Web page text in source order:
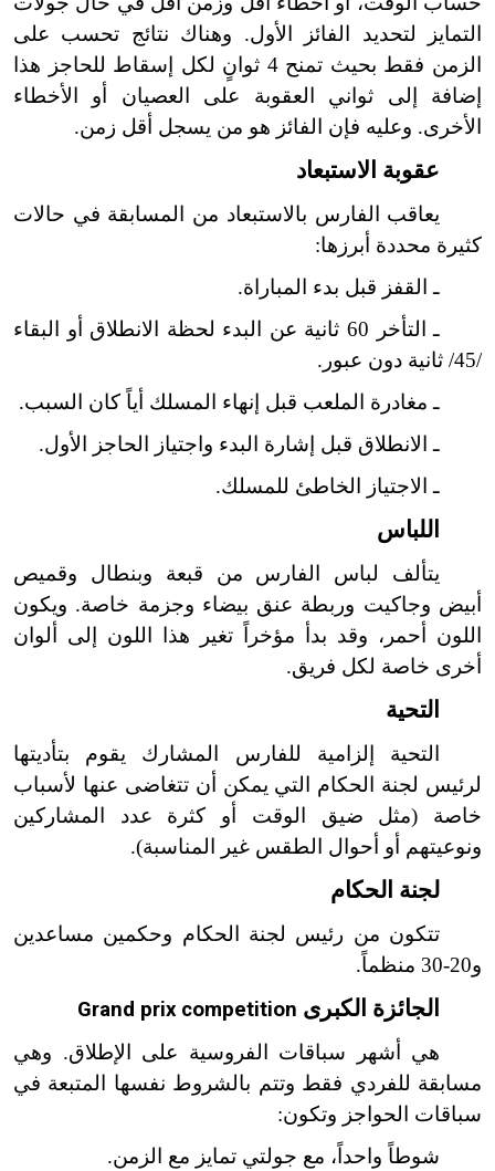
التمايز لتحديد الفائز الأول. وهناك نتائج تحسب على
الزمن فقط بحيث تمنح 4 ثوانٍ لكل إسقاط للحاجز هذا
إضافة إلى ثواني العقوبة على العصيان أو الأخطاء
الأخرى. وعليه فإن الفائز هو من يسجل أقل زمن.
عقوبة الاستبعاد
يعاقب الفارس بالاستبعاد من المسابقة في حالات
كثيرة محددة أبرزها:
ـ القفز قبل بدء المباراة.
ـ التأخر 60 ثانية عن البدء لحظة الانطلاق أو البقاء
/45/ ثانية دون عبور.
ـ مغادرة الملعب قبل إنهاء المسلك أياً كان السبب.
ـ الانطلاق قبل إشارة البدء واجتياز الحاجز الأول.
ـ الاجتياز الخاطئ للمسلك.
اللباس
يتألف لباس الفارس من قبعة وبنطال وقميص
أبيض وجاكيت وربطة عنق بيضاء وجزمة خاصة. ويكون
اللون أحمر، وقد بدأ مؤخراً تغير هذا اللون إلى ألوان
أخرى خاصة لكل فريق.
التحية
التحية إلزامية للفارس المشارك يقوم بتأديتها
لرئيس لجنة الحكام التي يمكن أن تتغاضى عنها لأسباب
خاصة (مثل ضيق الوقت أو كثرة عدد المشاركين
ونوعيتهم أو أحوال الطقس غير المناسبة).
لجنة الحكام
تتكون من رئيس لجنة الحكام وحكمين مساعدين
و20-30 منظماً.
الجائزة الكبرى Grand prix competition
هي أشهر سباقات الفروسية على الإطلاق. وهي
مسابقة للفردي فقط وتتم بالشروط نفسها المتبعة في
سباقات الحواجز وتكون:
شوطاً واحداً، مع جولتي تمايز مع الزمن.